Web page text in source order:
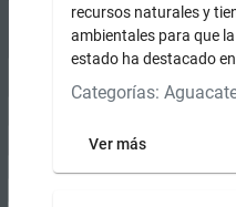
recursos naturales y
ambientales para que
estado ha destacado
limón, y en...
Categorías:
Ver más